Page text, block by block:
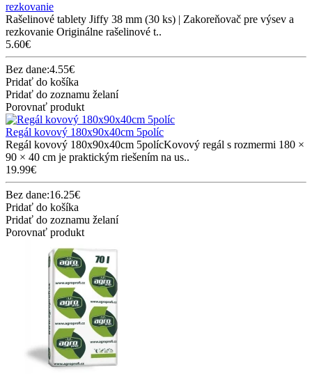
rezkovanie
Rašelinové tablety Jiffy 38 mm (30 ks) | Zakoreňovač pre výsev a
rezkovanie Originálne rašelinové t..
5.60€
Bez dane:4.55€
Pridať do košíka
Pridať do zoznamu želaní
Porovnať produkt
Regál kovový 180x90x40cm 5políc
Regál kovový 180x90x40cm 5polícKovový regál s rozmermi 180 ×
90 × 40 cm je praktickým riešením na us..
19.99€
Bez dane:16.25€
Pridať do košíka
Pridať do zoznamu želaní
Porovnať produkt